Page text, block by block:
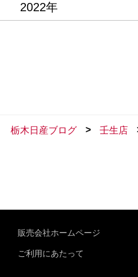
2022年
栃木日産ブログ > 壬生店
販売会社ホームページ
ご利用にあたって